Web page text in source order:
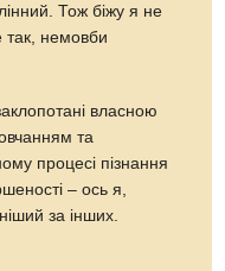
Тож біжу я не
немовби
власною
та
процесі пізнання
– ось я,
за інших.